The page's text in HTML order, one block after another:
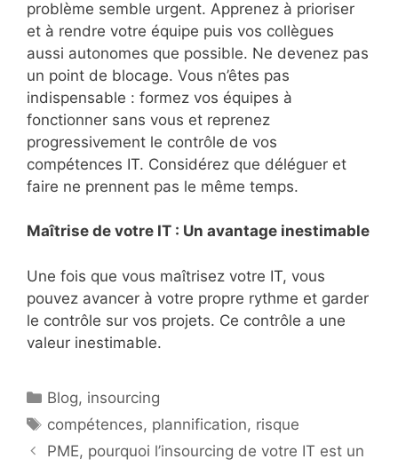
problème semble urgent. Apprenez à prioriser
et à rendre votre équipe puis vos collègues
aussi autonomes que possible. Ne devenez pas
un point de blocage. Vous n’êtes pas
indispensable : formez vos équipes à
fonctionner sans vous et reprenez
progressivement le contrôle de vos
compétences IT. Considérez que déléguer et
faire ne prennent pas le même temps.
Maîtrise de votre IT : Un avantage inestimable
Une fois que vous maîtrisez votre IT, vous
pouvez avancer à votre propre rythme et garder
le contrôle sur vos projets. Ce contrôle a une
valeur inestimable.
Catégories
Blog, insourcing
Étiquettes
compétences, plannification, risque
PME, pourquoi l’insourcing de votre IT est un